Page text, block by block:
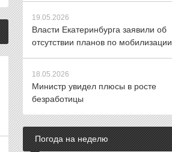
19.05.2026
Власти Екатеринбурга заявили об
отсутствии планов по мобилизации
18.05.2026
Министр увидел плюсы в росте
безработицы
Погода на неделю